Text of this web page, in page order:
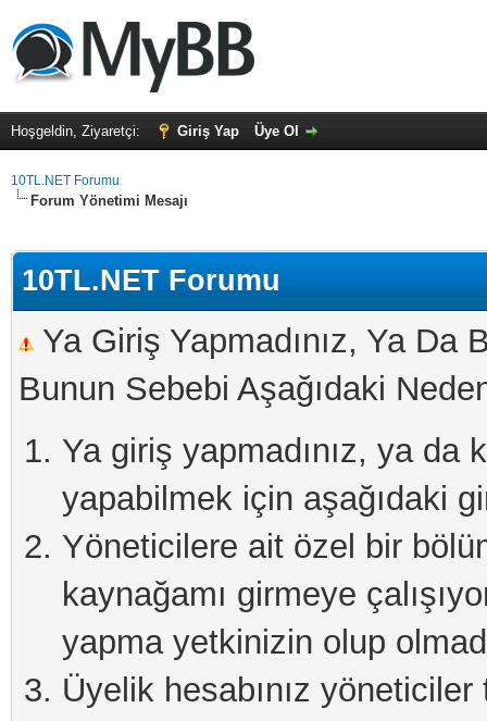
Hoşgeldin, Ziyaretçi: Giriş Yap Üye Ol
10TL.NET Forumu
Forum Yönetimi Mesajı
10TL.NET Forumu
Ya Giriş Yapmadınız, Ya
Bunun Sebebi Aşağıdaki
Ya giriş yapmadınız, ya da
yapabilmek için aşağıdaki
Yöneticilere ait özel bir
kaynağamı girmeye
yapma yetkinizin olup
Üyelik hesabınız